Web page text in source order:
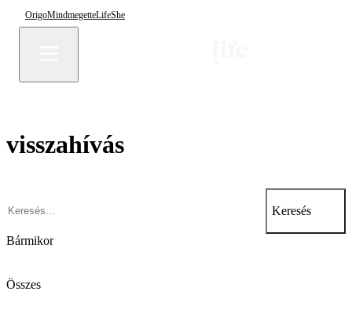
OrigoMindmegetteLifeShe
visszahívás
Keresés
Bármikor
Összes